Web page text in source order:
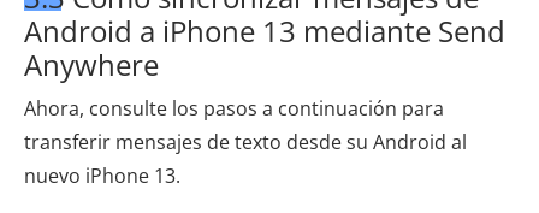
Android a iPhone 13 mediante Send
Anywhere
Ahora, consulte los pasos a continuación para
transferir mensajes de texto desde su Android al
nuevo iPhone 13.